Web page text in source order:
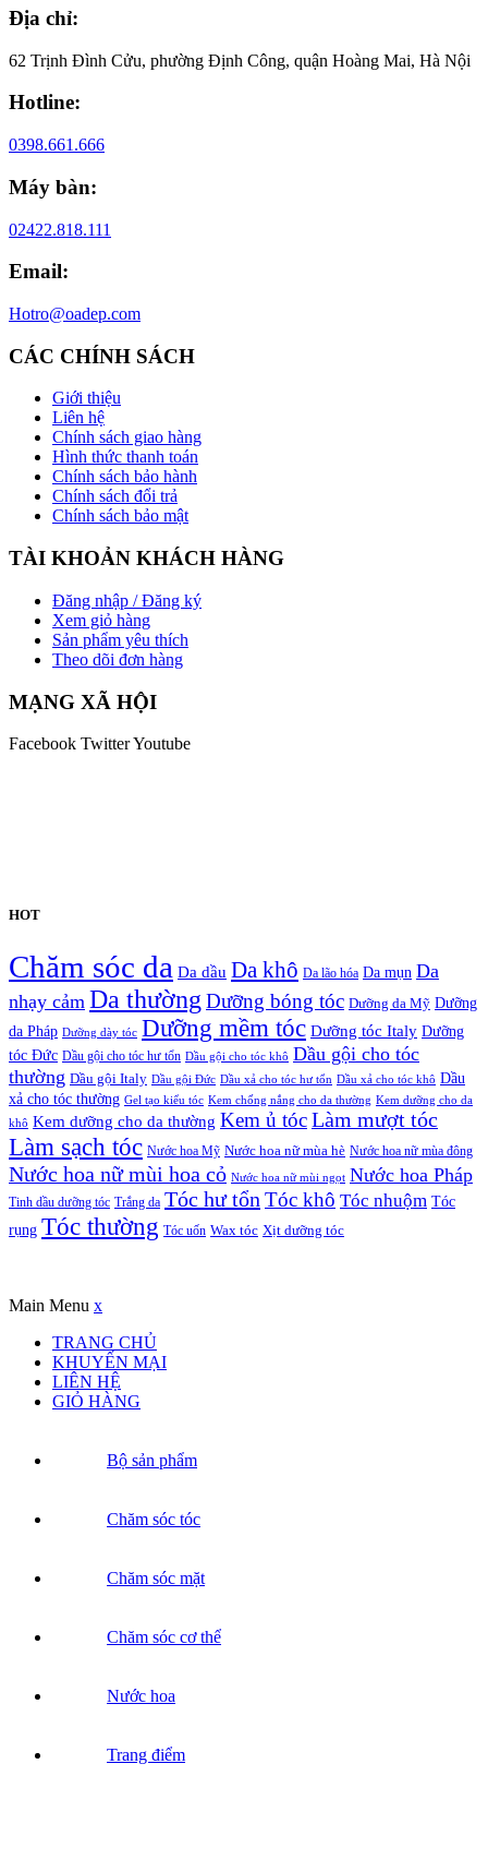
Địa chỉ:
62 Trịnh Đình Cửu, phường Định Công, quận Hoàng Mai, Hà Nội
Hotline:
0398.661.666
Máy bàn:
02422.818.111
Email:
Hotro@oadep.com
CÁC CHÍNH SÁCH
Giới thiệu
Liên hệ
Chính sách giao hàng
Hình thức thanh toán
Chính sách bảo hành
Chính sách đổi trả
Chính sách bảo mật
TÀI KHOẢN KHÁCH HÀNG
Đăng nhập / Đăng ký
Xem giỏ hàng
Sản phẩm yêu thích
Theo dõi đơn hàng
MẠNG XÃ HỘI
Facebook TwitterYoutube
HOT
Chăm sóc da Da dầu Da khô Da lão hóa Da mụn Da
nhạy cảm Da thường Dưỡng bóng tóc Dưỡng da Mỹ Dưỡng
da Pháp Dưỡng dày tóc Dưỡng mềm tóc Dưỡng tóc Italy Dưỡng
tóc Đức Dầu gội cho tóc hư tổn Dầu gội cho tóc khô Dầu gội cho tóc
thường Dầu gội Italy Dầu gội Đức Dầu xả cho tóc hư tổn Dầu xả cho tóc khô Dầu
xả cho tóc thường Gel tạo kiểu tóc Kem chống nắng cho da thường Kem dưỡng cho da
khô Kem dưỡng cho da thường Kem ủ tócLàm mượt tóc
Làm sạch tóc Nước hoa Mỹ Nước hoa nữ mùa hè Nước hoa nữ mùa đông
Nước hoa nữ mùi hoa cỏ Nước hoa nữ mùi ngọt Nước hoa Pháp
Tinh dầu dưỡng tóc Trắng da Tóc hư tổn Tóc khô Tóc nhuộm Tóc
rụng Tóc thường Tóc uốn Wax tóc Xịt dưỡng tóc
Main Menu x
TRANG CHỦ
KHUYẾN MẠI
LIÊN HỆ
GIỎ HÀNG
Bộ sản phẩm
Chăm sóc tóc
Chăm sóc mặt
Chăm sóc cơ thể
Nước hoa
Trang điểm